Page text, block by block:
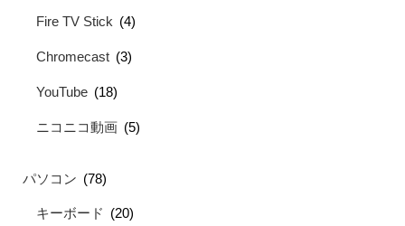
Fire TV Stick (4)
Chromecast (3)
YouTube (18)
ニコニコ動画 (5)
パソコン (78)
キーボード (20)